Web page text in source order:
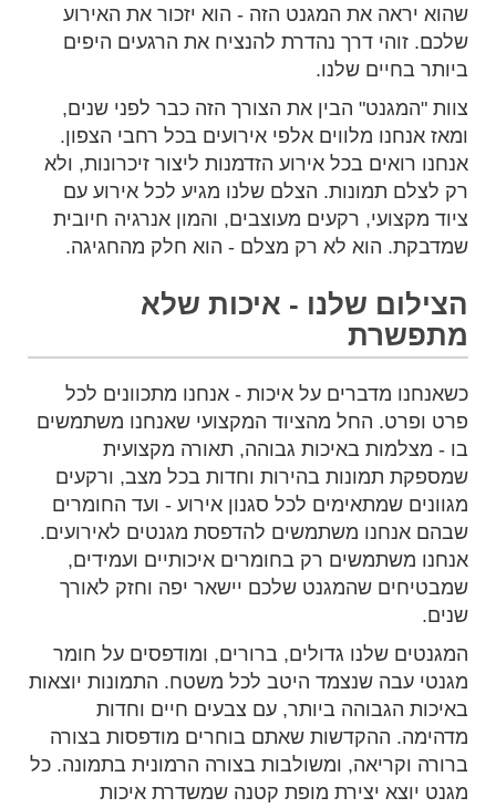
שהוא יראה את המגנט הזה - הוא יזכור את האירוע
שלכם. זוהי דרך נהדרת להנציח את הרגעים היפים
ביותר בחיים שלנו.
צוות "המגנט" הבין את הצורך הזה כבר לפני שנים,
ומאז אנחנו מלווים אלפי אירועים בכל רחבי הצפון.
אנחנו רואים בכל אירוע הזדמנות ליצור זיכרונות, ולא
רק לצלם תמונות. הצלם שלנו מגיע לכל אירוע עם
ציוד מקצועי, רקעים מעוצבים, והמון אנרגיה חיובית
שמדבקת. הוא לא רק מצלם - הוא חלק מהחגיגה.
הצילום שלנו - איכות שלא
מתפשרת
כשאנחנו מדברים על איכות - אנחנו מתכוונים לכל
פרט ופרט. החל מהציוד המקצועי שאנחנו משתמשים
בו - מצלמות באיכות גבוהה, תאורה מקצועית
שמספקת תמונות בהירות וחדות בכל מצב, ורקעים
מגוונים שמתאימים לכל סגנון אירוע - ועד החומרים
שבהם אנחנו משתמשים להדפסת מגנטים לאירועים.
אנחנו משתמשים רק בחומרים איכותיים ועמידים,
שמבטיחים שהמגנט שלכם יישאר יפה וחזק לאורך
שנים.
המגנטים שלנו גדולים, ברורים, ומודפסים על חומר
מגנטי עבה שנצמד היטב לכל משטח. התמונות יוצאות
באיכות הגבוהה ביותר, עם צבעים חיים וחדות
מדהימה. ההקדשות שאתם בוחרים מודפסות בצורה
ברורה וקריאה, ומשולבות בצורה הרמונית בתמונה. כל
מגנט יוצא יצירת מופת קטנה שמשדרת איכות